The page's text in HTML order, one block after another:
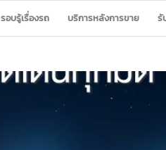
รอบรู้เรื่องรถ บริการหลังการขาย รั